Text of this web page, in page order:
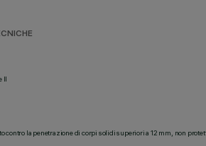
II
contro la penetrazione di corpi solidi superiori a 12 mm, non